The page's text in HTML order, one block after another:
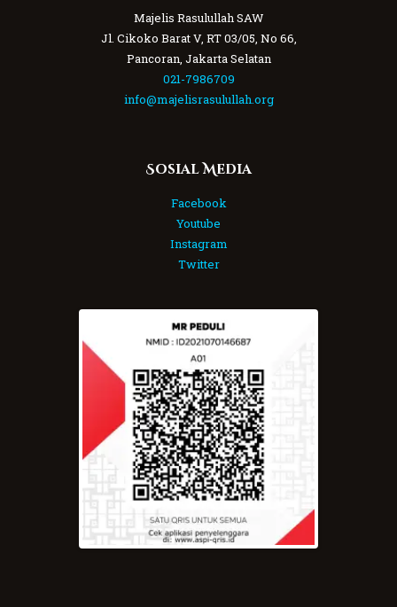
Majelis Rasulullah SAW
Jl. Cikoko Barat V, RT 03/05, No 66,
Pancoran, Jakarta Selatan
021-7986709
info@majelisrasulullah.org
Sosial Media
Facebook
Youtube
Instagram
Twitter